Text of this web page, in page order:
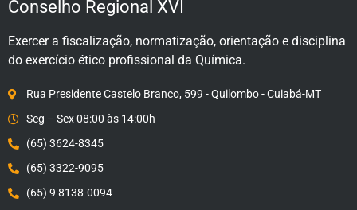
Conselho Regional XVI
Exercer a fiscalização, normatização, orientação e disciplina
do exercício ético profissional da Química.
Rua Presidente Castelo Branco, 599 - Quilombo - Cuiabá-MT
Seg – Sex 08:00 às 14:00h
(65) 3624-8345
(65) 3322-9095
(65) 9 8138-0094